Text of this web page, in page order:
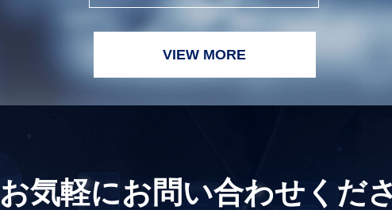
VIEW MORE
お気軽にお問い合わせくだ